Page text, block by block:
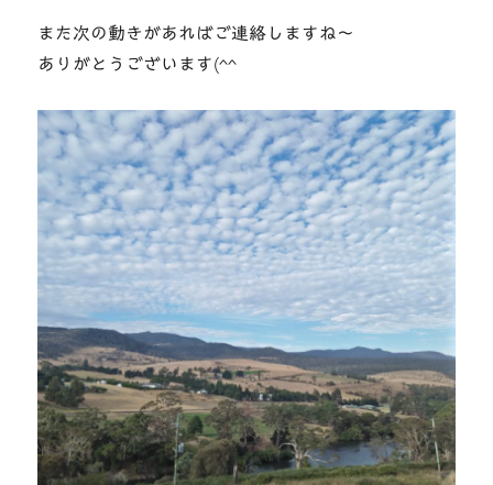
また次の動きがあればご連絡しますね～
ありがとうございます(^^